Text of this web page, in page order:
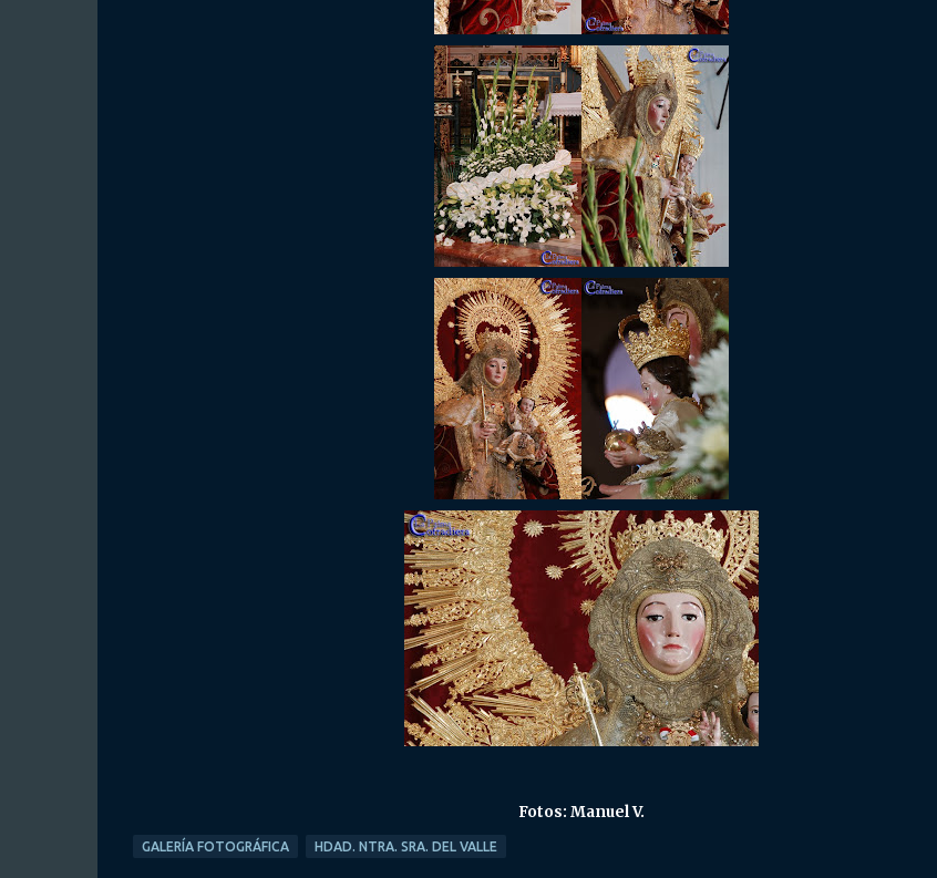
Fotos: Manuel V.
GALERÍA FOTOGRÁFICA HDAD. NTRA. SRA. DEL VALLE